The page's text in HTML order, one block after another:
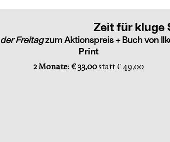
Zeit für kluge
der Freitagzum Aktionspreis + Buch von
Print
2 Monate: € 33,00statt € 49,00